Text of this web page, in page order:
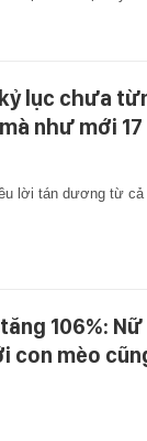
lục chưa
như mới 17
lời tán dương từ cả
106%:
con mèo